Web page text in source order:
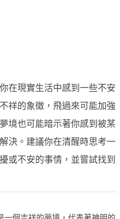
在現實生活中感到一些不安
祥的象徵，飛過來可能加強
境也可能暗示著你感到被某
決。建議你在清醒時思考一
或不安的事情，並嘗試找到